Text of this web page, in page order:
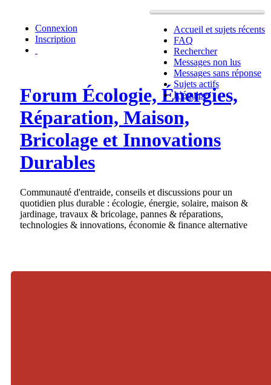
Accueil et sujets récents
FAQ
Rechercher
Messages non lus
Messages sans réponse
Sujets actifs
L’équipe
Connexion
Inscription
Forum Écologie, Énergies,
Réparation, Maison,
Bricolage et Innovations
Durables
Communauté d'entraide, conseils et discussions pour un
quotidien plus durable : écologie, énergie, solaire, maison &
jardinage, travaux & bricolage, pannes & réparations,
technologies & innovations, économie & finance alternative